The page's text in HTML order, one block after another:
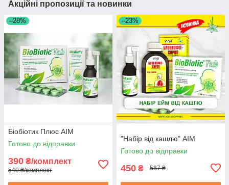
Акційні пропозиції та новинки
–28%
Біобіотик Плюс АІМ
Готово до відправки
390 ₴/комплект
540 ₴/комплект
–23%
"Набір від кашлю" АІМ
Готово до відправки
450 ₴ 587 ₴